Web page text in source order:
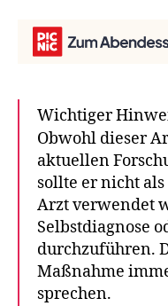
Wichtiger
Obwohl dieser
aktuellen
sollte er nicht
Arzt verwendet
Selbstdiagnose
durchzuführen.
Maßnahme
sprechen.